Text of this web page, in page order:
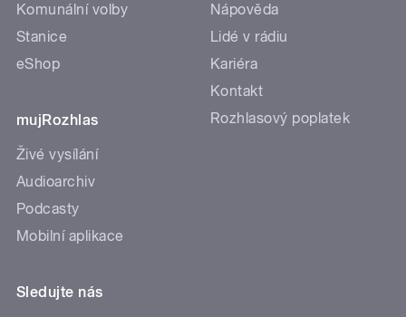
Komunální volby
Stanice
eShop
mujRozhlas
Živé vysílání
Audioarchiv
Podcasty
Mobilní aplikace
Nápověda
Lidé v rádiu
Kariéra
Kontakt
Rozhlasový poplatek
Sledujte nás